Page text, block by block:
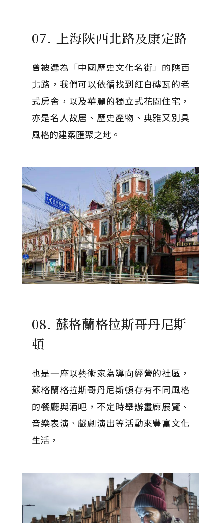
07. 上海陝西北路及康定路
曾被選為「中國歷史文化名街」的陝西
北路，我們可以依循找到紅白磚瓦的老
式房舍，以及華麗的獨立式花園住宅，
亦是名人故居、歷史產物、典雅又別具
風格的建築匯聚之地。
08. 蘇格蘭格拉斯哥丹尼斯
頓
也是一座以藝術家為導向經營的社區，
蘇格蘭格拉斯哥丹尼斯頓存有不同風格
的餐廳與酒吧，不定時舉辦畫廊展覽、
音樂表演、戲劇演出等活動來豐富文化
生活，